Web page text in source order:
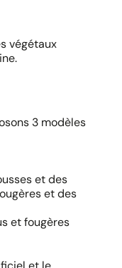
végétaux
3 modèles
et des
et des
et fougères